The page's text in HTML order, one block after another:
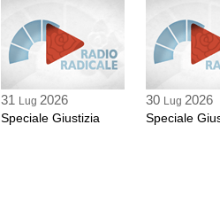
31 Lug 2026
Speciale Giustizia
30 Lug 2026
Speciale